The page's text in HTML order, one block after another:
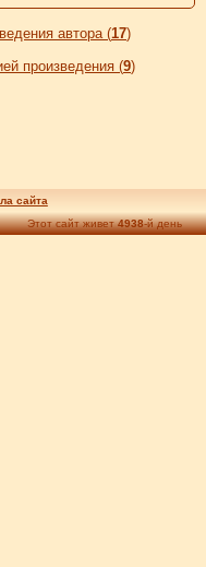
автора (17)
произведения (9)
сайта
Этот сайт живет4938-й день